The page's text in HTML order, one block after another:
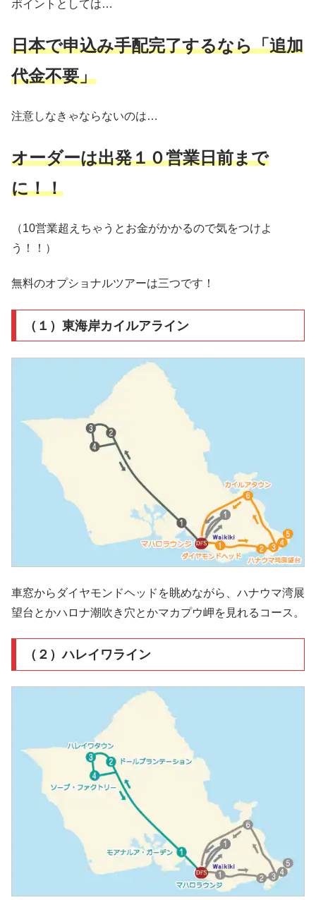
ポイントとしては…
日本で申込み手配完了するなら「追加
代金不要」
注意しなきゃならないのは…
オーダーは出発１０営業日前まで
に！！
（10営業超えちゃうとお金がかかるので気をつけよ
う！！）
無料のオプショナルツアーは三つです！
（１）東海岸カイルアライン
車窓からダイヤモンドヘッドを眺めながら、ハナウマ湾展
望台とかハロナ潮吹き穴とかマカプウ岬を見れるコース。
（２）ハレイワライン